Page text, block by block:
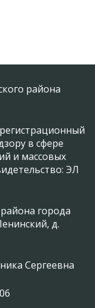
района
в сфере
и массовых
ЭЛ
города
д.
Сергеевна